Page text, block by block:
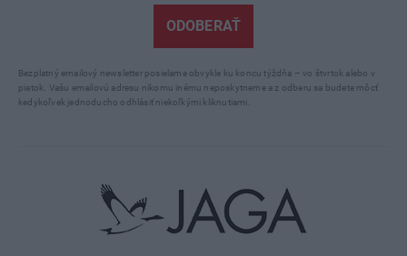
ODOBERAŤ
Bezplatný emailový newsletter posielame obvykle ku koncu týždňa – vo štvrtok alebo v
piatok. Vašu emailovú adresu nikomu inému neposkytneme a z odberu sa budete môcť
kedykoľvek jednoducho odhlásiť niekoľkými kliknutiami.